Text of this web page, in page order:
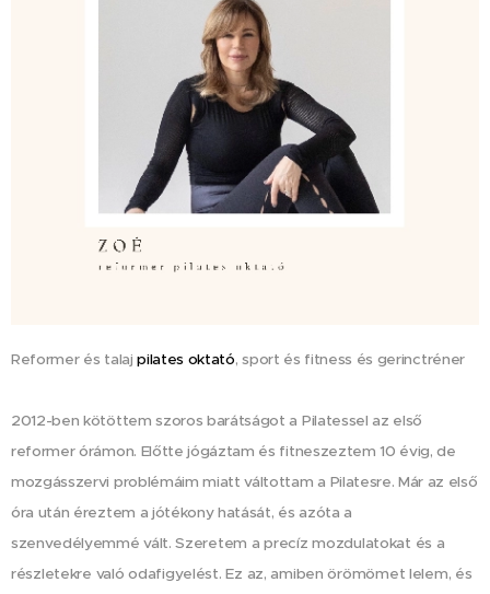
Reformer és talajpilates oktató, sport és fitness és gerinctréner
2012-ben kötöttem szoros barátságot a Pilatessel az első
reformer órámon. Előtte jógáztam és fitneszeztem 10 évig, de
mozgásszervi problémáim miatt váltottam a Pilatesre. Már az első
óra után éreztem a jótékony hatását, és azóta a
szenvedélyemmé vált.Szeretem a precíz mozdulatokat és a
részletekre való odafigyelést. Ez az, amiben örömömet lelem, és